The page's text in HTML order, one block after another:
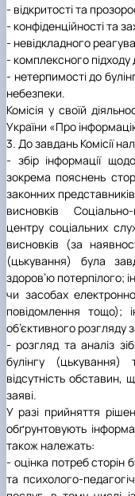
- відкритості та
- конфіденційності та
- невідкладного
- комплексного підходу
- нетерпимості до
небезпеки.
Комісія у своїй
України «Про
3. До завдань Комісії
- збір інформації
зокрема пояснень
законних
висновків
центру соціальних
висновків (за
(цькування) була
здоров’ю потерпілого;
чи засобах
повідомлення тощо);
об’єктивного розгляду
- розгляд та аналіз
булінгу
відсутність обставин,
заяві.
У разі прийняття
обґрунтовують
також належать:
- оцінка потреб сторін
та психолого-